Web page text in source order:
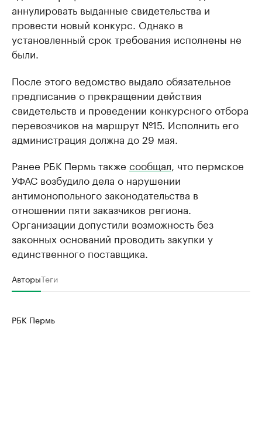
аннулировать выданные свидетельства и
провести новый конкурс. Однако в
установленный срок требования исполнены не
были.
После этого ведомство выдало обязательное
предписание о прекращении действия
свидетельств и проведении конкурсного отбора
перевозчиков на маршрут №15. Исполнить его
администрация должна до 29 мая.
Ранее РБК Пермь также сообщал , что пермское
УФАС возбудило дела о нарушении
антимонопольного законодательства в
отношении пяти заказчиков региона.
Организации допустили возможность без
законных оснований проводить закупки у
единственного поставщика.
АвторыТеги
РБК Пермь